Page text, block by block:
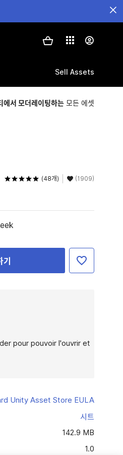
Sell Assets
에서 모더레이팅하는 모든 에셋
(48개) (1909)
pour pouvoir l'ouvrir et
Unity Asset Store EULA
시트
142.9 MB
1.0